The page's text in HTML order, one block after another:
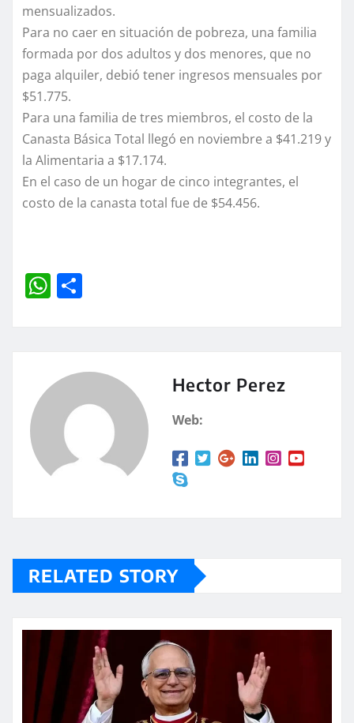
mensualizados.
Para no caer en situación de pobreza, una familia
formada por dos adultos y dos menores, que no
paga alquiler, debió tener ingresos mensuales por
$51.775.
Para una familia de tres miembros, el costo de la
Canasta Básica Total llegó en noviembre a $41.219 y
la Alimentaria a $17.174.
En el caso de un hogar de cinco integrantes, el
costo de la canasta total fue de $54.456.
W
A
p
rt
Hector Perez
Web:
RELATED STORY